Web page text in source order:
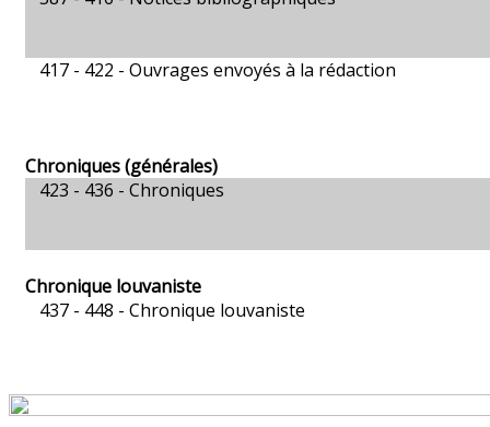
417 - 422 - Ouvrages envoyés à la rédaction
Chroniques (générales)
423 - 436 - Chroniques
Chronique louvaniste
437 - 448 - Chronique louvaniste